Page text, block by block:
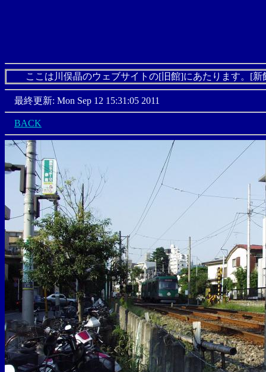
ここは川俣晶のウェブサイトの[旧館]にあたります。[新
最終更新: Mon Sep 12 15:31:05 2011
BACK